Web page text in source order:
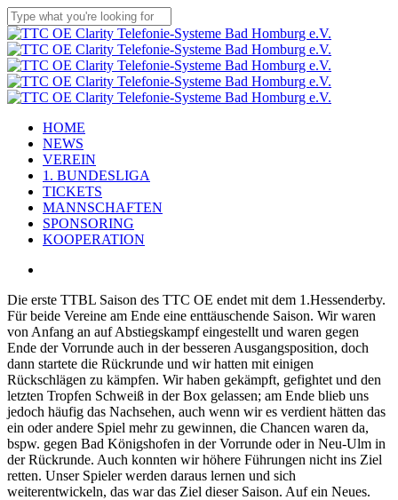
Skip
to
main
content
Close
Search
Menu
HOME
NEWS
VEREIN
1. BUNDESLIGA
TICKETS
MANNSCHAFTEN
SPONSORING
KOOPERATION
Die erste TTBL Saison des TTC OE endet mit dem 1.Hessenderby.
Für beide Vereine am Ende eine enttäuschende Saison. Wir waren
von Anfang an auf Abstiegskampf eingestellt und waren gegen
Ende der Vorrunde auch in der besseren Ausgangsposition, doch
dann startete die Rückrunde und wir hatten mit einigen
Rückschlägen zu kämpfen. Wir haben gekämpft, gefightet und den
letzten Tropfen Schweiß in der Box gelassen; am Ende blieb uns
jedoch häufig das Nachsehen, auch wenn wir es verdient hätten das
ein oder andere Spiel mehr zu gewinnen, die Chancen waren da,
bspw. gegen Bad Königshofen in der Vorrunde oder in Neu-Ulm in
der Rückrunde. Auch konnten wir höhere Führungen nicht ins Ziel
retten. Unser Spieler werden daraus lernen und sich
weiterentwickeln, das war das Ziel dieser Saison. Auf ein Neues.